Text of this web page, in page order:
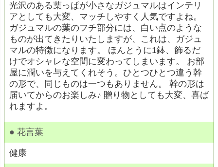
光沢のある葉っぱが小さなガジュマルはインテリ
アとしても大変、マッチしやすく人気ですよね。
ガジュマルの葉のフチ部分には、白い点のような
ものが出てきたりいたしますが、これは、ガジュ
マルの特徴になります。 ほんとうに1鉢、飾るだ
けでオシャレな空間に変わってしまいます。 お部
屋に潤いを与えてくれそう。ひとつひとつ違う幹
の形で、同じものは一つもありません。 幹の形は
届いてからのお楽しみ♪ 贈り物としても大変、喜ば
れますよ。
● 花言葉
健康